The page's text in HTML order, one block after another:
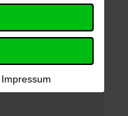
Impressum